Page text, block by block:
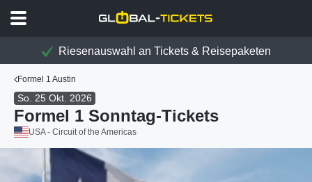
Riesenauswahl an Tickets & Reisepaketen
Formel 1 Austin
So. 25 Okt. 2026
Formel 1 Sonntag-Tickets
USA - Circuit of the Americas